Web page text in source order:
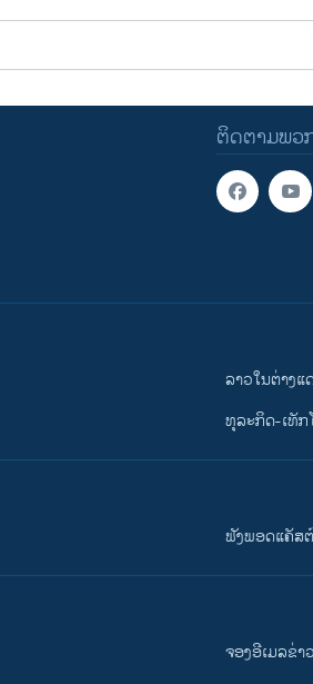
ຕິດຕາມພວ
ລາວໃນຕ່າງແ
ທຸລະກິດ-ເທັກ
ຟັງພອດແຄັສຕ໌
ຈອງອີເມລຂ່າວ